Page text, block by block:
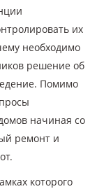
их
необходимо
решение об
Помимо
начиная со
ремонт и
которого